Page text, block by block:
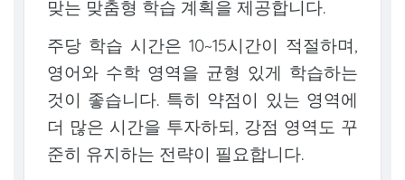
맞는 맞춤형 학습 계획을 제공합니다.
주당 학습 시간은 10~15시간이 적절하며,
영어와 수학 영역을 균형 있게 학습하는
것이 좋습니다. 특히 약점이 있는 영역에
더 많은 시간을 투자하되, 강점 영역도 꾸
준히 유지하는 전략이 필요합니다.